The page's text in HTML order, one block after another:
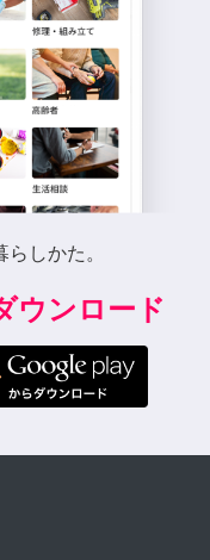
しかた。
ウンロード